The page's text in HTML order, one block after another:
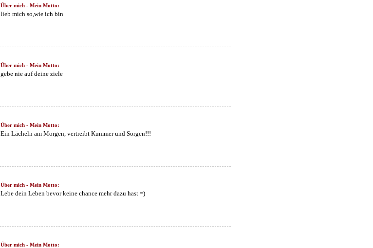
Über mich - Mein Motto:
lieb mich so,wie ich bin
Über mich - Mein Motto:
gebe nie auf deine ziele
Über mich - Mein Motto:
Ein Lächeln am Morgen, vertreibt Kummer und Sorgen!!!
Über mich - Mein Motto:
Lebe dein Leben bevor keine chance mehr dazu hast =)
Über mich - Mein Motto: